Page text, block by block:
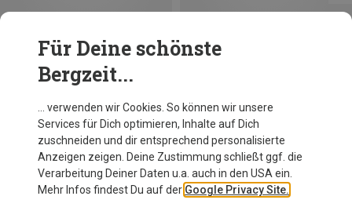
Du sparst 10%
Für Deine schönste
Bergzeit...
… verwenden wir Cookies. So können wir unsere
Services für Dich optimieren, Inhalte auf Dich
zuschneiden und dir entsprechend personalisierte
Anzeigen zeigen. Deine Zustimmung schließt ggf. die
Verarbeitung Deiner Daten u.a. auch in den USA ein.
Mehr Infos findest Du auf der Google Privacy Site.